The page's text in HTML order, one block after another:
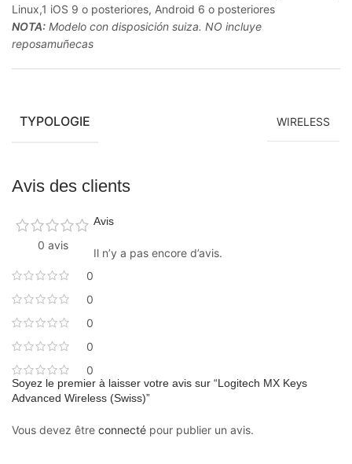
Linux,1 iOS 9 o posteriores, Android 6 o posteriores
NOTA: Modelo con disposición suiza. NO incluye
reposamuñecas
TYPOLOGIE WIRELESS
Avis des clients
0 avis
0
0
0
0
0
Avis
Il n’y a pas encore d’avis.
Soyez le premier à laisser votre avis sur “Logitech MX Keys
Advanced Wireless (Swiss)”
Vous devez être connecté pour publier un avis.